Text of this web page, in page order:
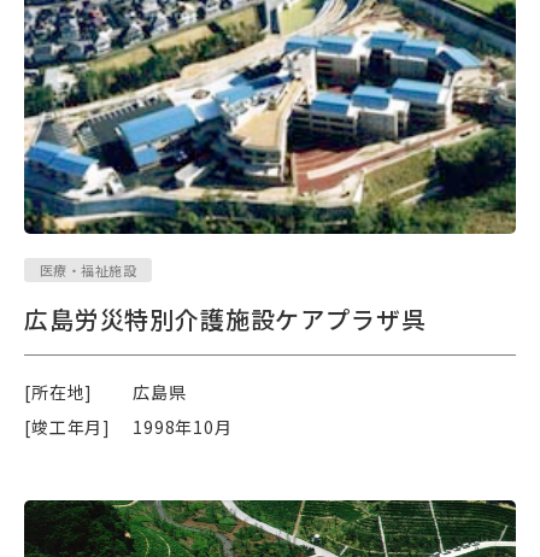
医療・福祉施設
広島労災特別介護施設ケアプラザ呉
[所在地]
広島県
[竣工年月]
1998年10月